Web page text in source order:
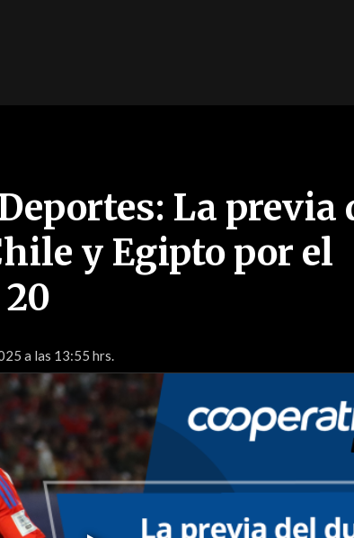
La previa
y Egipto por el
a las 13:55 hrs.